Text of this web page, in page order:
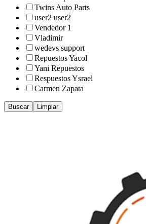
Twins Auto Parts
user2 user2
Vendedor 1
Vladimir
wedevs support
Repuestos Yacol
Yani Repuestos
Respuestos Ysrael
Carmen Zapata
Buscar Limpiar